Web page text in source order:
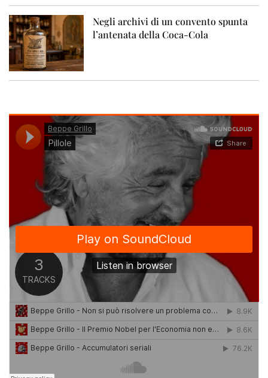
Negli archivi di un convento spunta
l’antenata della Coca-Cola